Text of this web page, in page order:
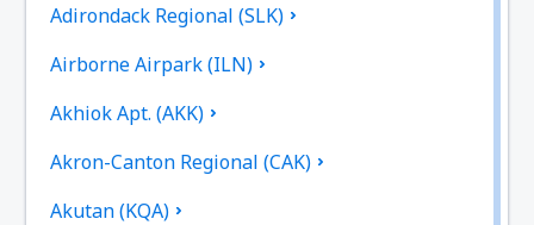
Adirondack Regional (SLK)
Airborne Airpark (ILN)
Akhiok Apt. (AKK)
Akron-Canton Regional (CAK)
Akutan (KQA)